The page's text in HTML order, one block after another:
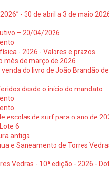
- 30 de abril a 3 de maio
– 20/04/2026
- 2026 - Valores e prazos
mês de março de 2026
do livro de João Brandão
desde o início do mandato
escolas de surf para o ano de
6
antiga
e Saneamento de Torres
Vedras - 10ª edição - 2026 -